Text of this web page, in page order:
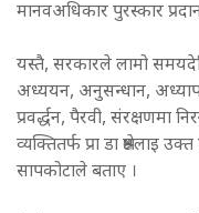
मानवअधिकार पुरस्कार
यस्तै, सरकारले लामो
अध्ययन, अनुसन्धान,
प्रवर्द्धन, पैरवी, संरक्षणमा
व्यक्तितर्फ प्रा डा श्रेष्ठलाइ
सापकोटाले बताए ।